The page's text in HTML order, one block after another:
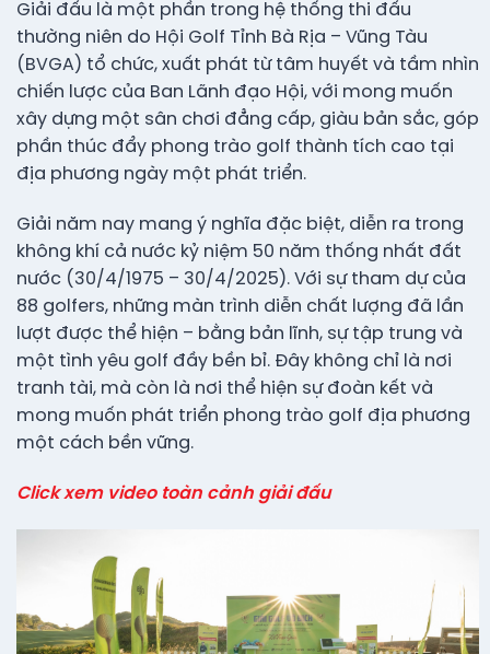
Giải đấu là một phần trong hệ thống thi đấu
thường niên do Hội Golf Tỉnh Bà Rịa – Vũng Tàu
(BVGA) tổ chức, xuất phát từ tâm huyết và tầm nhìn
chiến lược của Ban Lãnh đạo Hội, với mong muốn
xây dựng một sân chơi đẳng cấp, giàu bản sắc, góp
phần thúc đẩy phong trào golf thành tích cao tại
địa phương ngày một phát triển.
Giải năm nay mang ý nghĩa đặc biệt, diễn ra trong
không khí cả nước kỷ niệm 50 năm thống nhất đất
nước (30/4/1975 – 30/4/2025). Với sự tham dự của
88 golfers, những màn trình diễn chất lượng đã lần
lượt được thể hiện – bằng bản lĩnh, sự tập trung và
một tình yêu golf đầy bền bỉ. Đây không chỉ là nơi
tranh tài, mà còn là nơi thể hiện sự đoàn kết và
mong muốn phát triển phong trào golf địa phương
một cách bền vững.
Click xem video toàn cảnh giải đấu